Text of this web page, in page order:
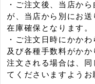
・ご注文後、当店か
が、当店から別にお
在庫確保となります。
・ご注文日時にかか
及び各種手数料がか
注文される場合は、
てくださいますようお